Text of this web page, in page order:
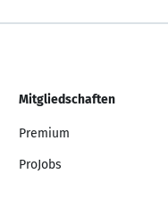
Mitgliedschaften
Premium
ProJobs